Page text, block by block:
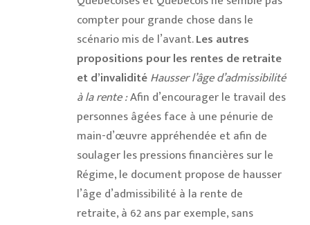
compter pour grande chose dans le
scénario mis de l’avant.Les autres
propositions pour les rentes de retraite
et d’invaliditéHausser l’âge d’admissibilité
à la rente :Afin d’encourager le travail des
personnes âgées face à une pénurie de
main-d’œuvre appréhendée et afin de
soulager les pressions financières sur le
Régime, le document propose de hausser
l’âge d’admissibilité à la rente de
retraite, à 62 ans par exemple, sans